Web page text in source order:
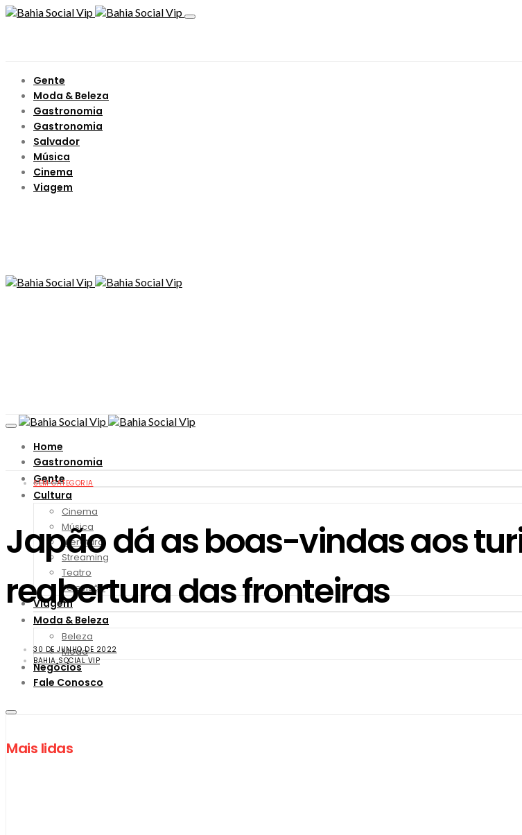
Gente
Moda & Beleza
Gastronomia
Gastronomia
Salvador
Música
Cinema
Viagem
Home
Gastronomia
Gente
Cultura
Cinema
Música
Literatura
Streaming
Teatro
Televisão
Viagem
Moda & Beleza
Beleza
Moda
Negócios
Fale Conosco
Mais lidas
SEM CATEGORIA
Japão dá as boas-vindas aos
reabertura das fronteiras
30 DE JUNHO DE 2022
BAHIA SOCIAL VIP